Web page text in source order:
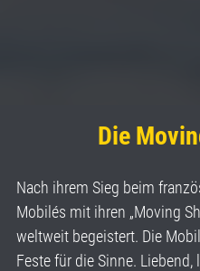
Die
Nach ihrem Sieg beim
Mobilés mit ihren „Moving
weltweit begeistert. Die
Feste für die Sinne.